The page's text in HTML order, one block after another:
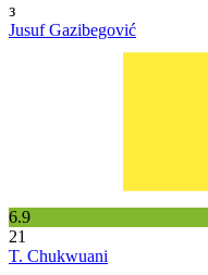
з
Jusuf Gazibegović
6.9
21
T. Chukwuani